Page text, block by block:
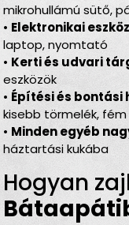
mikrohullámú sütő,
• Elektronikai
laptop, nyomtató
• Kerti és udvari
eszközök
• Építési és bontási
kisebb törmelék,
• Minden egyéb
háztartási kukába
Hogyan